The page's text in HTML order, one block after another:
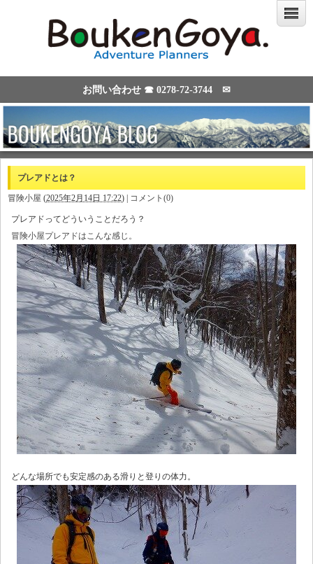
お問い合わせ ☎ 0278-72-3744 ✉
プレアドとは？
冒険小屋 (2025年2月14日 17:22) | コメント(0)
プレアドってどういうことだろう？
冒険小屋プレアドはこんな感じ。
どんな場所でも安定感のある滑りと登りの体力。